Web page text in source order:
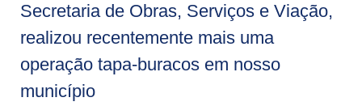
Secretaria de Obras, Serviços e Viação,
realizou recentemente mais uma
operação tapa-buracos em nosso
município